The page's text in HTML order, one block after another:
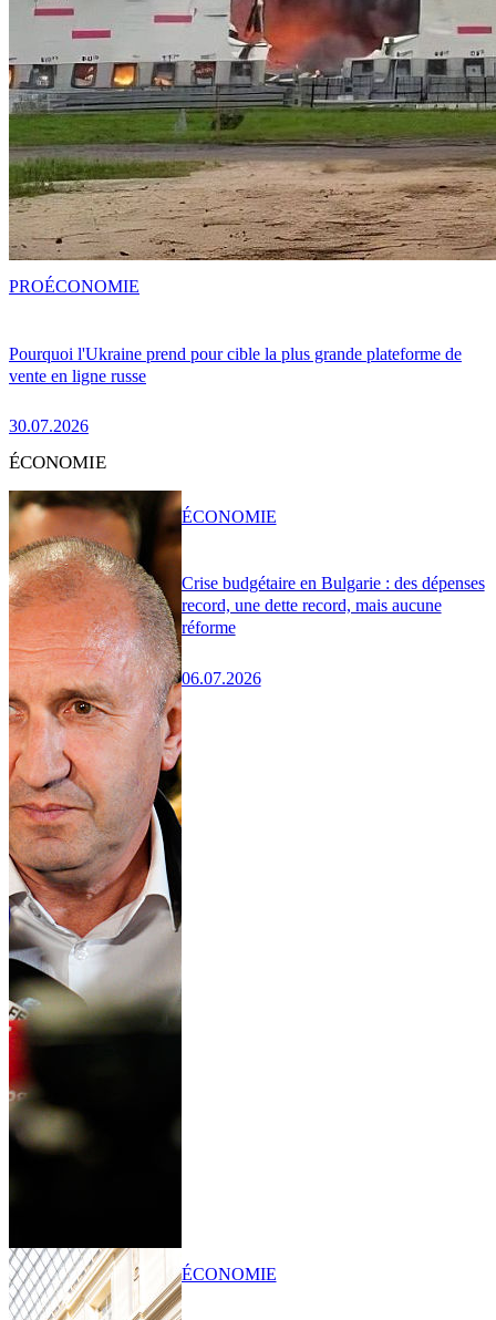
Pourquoi l'Ukraine prend pour cible la plus grande plateforme de
vente en ligne russe
30.07.2026
PROÉCONOMIE
ÉCONOMIE
Crise budgétaire en Bulgarie : des dépenses
record, une dette record, mais aucune
réforme
06.07.2026
ÉCONOMIE
ÉCONOMIE